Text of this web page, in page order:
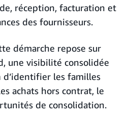
réception, facturation et
des fournisseurs.
démarche repose sur
une visibilité consolidée
d’identifier les familles
achats hors contrat, le
de consolidation.